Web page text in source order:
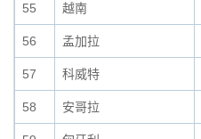
55 越南
56 孟加拉
57 科威特
58 安哥拉